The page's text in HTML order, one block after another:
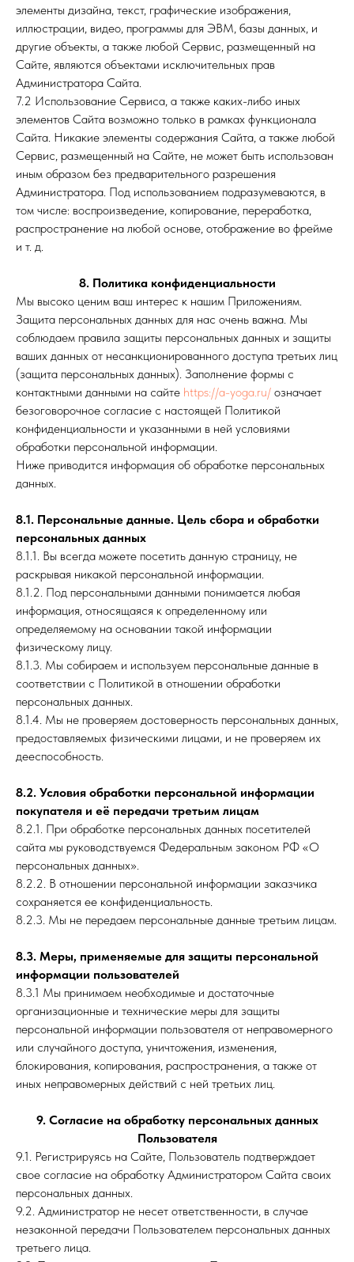
элементы дизайна, текст, графические изображения,
иллюстрации, видео, программы для ЭВМ, базы данных, и
другие объекты, а также любой Сервис, размещенный на
Сайте, являются объектами исключительных прав
Администратора Сайта.
7.2 Использование Сервиса, а также каких-либо иных
элементов Сайта возможно только в рамках функционала
Сайта. Никакие элементы содержания Сайта, а также любой
Сервис, размещенный на Сайте, не может быть использован
иным образом без предварительного разрешения
Администратора. Под использованием подразумеваются, в
том числе: воспроизведение, копирование, переработка,
распространение на любой основе, отображение во фрейме
и т. д.
8. Политика конфиденциальности
Мы высоко ценим ваш интерес к нашим Приложениям.
Защита персональных данных для нас очень важна. Мы
соблюдаем правила защиты персональных данных и защиты
ваших данных от несанкционированного доступа третьих лиц
(защита персональных данных). Заполнение формы с
контактными данными на сайте https://a-yoga.ru/ означает
безоговорочное согласие с настоящей Политикой
конфиденциальности и указанными в ней условиями
обработки персональной информации.
Ниже приводится информация об обработке персональных
данных.
8.1. Персональные данные. Цель сбора и обработки
персональных данных
8.1.1. Вы всегда можете посетить данную страницу, не
раскрывая никакой персональной информации.
8.1.2. Под персональными данными понимается любая
информация, относящаяся к определенному или
определяемому на основании такой информации
физическому лицу.
8.1.3. Мы собираем и используем персональные данные в
соответствии с Политикой в отношении обработки
персональных данных.
8.1.4. Мы не проверяем достоверность персональных данных,
предоставляемых физическими лицами, и не проверяем их
дееспособность.
8.2. Условия обработки персональной информации
покупателя и её передачи третьим лицам
8.2.1. При обработке персональных данных посетителей
сайта мы руководствуемся Федеральным законом РФ «О
персональных данных».
8.2.2. В отношении персональной информации заказчика
сохраняется ее конфиденциальность.
8.2.3. Мы не передаем персональные данные третьим лицам.
8.3. Меры, применяемые для защиты персональной
информации пользователей
8.3.1 Мы принимаем необходимые и достаточные
организационные и технические меры для защиты
персональной информации пользователя от неправомерного
или случайного доступа, уничтожения, изменения,
блокирования, копирования, распространения, а также от
иных неправомерных действий с ней третьих лиц.
9. Согласие на обработку персональных данных
Пользователя
9.1. Регистрируясь на Сайте, Пользователь подтверждает
свое согласие на обработку Администратором Сайта своих
персональных данных.
9.2. Администратор не несет ответственности, в случае
незаконной передачи Пользователем персональных данных
третьего лица.